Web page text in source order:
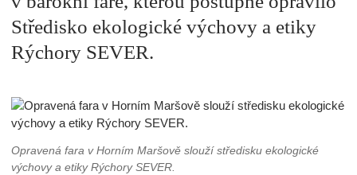
Středisko ekologické výchovy a etiky
Rýchory SEVER.
Opravená fara v Horním Maršově slouží středisku ekologické
výchovy a etiky Rýchory SEVER.